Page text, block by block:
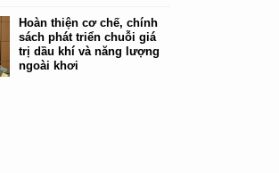
Hoàn thiện cơ chế, chính
sách phát triển chuỗi giá
trị dầu khí và năng lượng
ngoài khơi